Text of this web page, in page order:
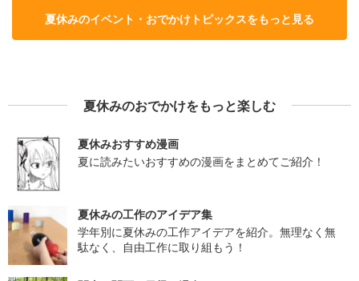
夏休みのイベント・おでかけトピックスをもっと見る
夏休みのおでかけをもっと楽しむ
夏休みおすすめ漫画
夏に読みたいおすすめの漫画をまとめてご紹介！
夏休みの工作のアイデア集
学年別に夏休みの工作アイデアを紹介。無理なく無
駄なく、自由工作に取り組もう！